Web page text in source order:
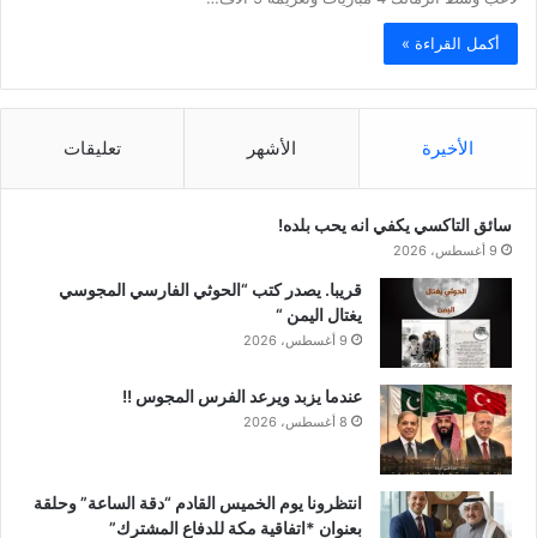
أكمل القراءة »
الأخيرة الأشهر تعليقات
سائق التاكسي يكفي انه يحب بلده!
9 أغسطس، 2026
قريبا. يصدر كتب “الحوثي الفارسي المجوسي
يغتال اليمن “
9 أغسطس، 2026
عندما يزبد ويرعد الفرس المجوس !!
8 أغسطس، 2026
انتظرونا يوم الخميس القادم “دقة الساعة” وحلقة
بعنوان *اتفاقية مكة للدفاع المشترك”